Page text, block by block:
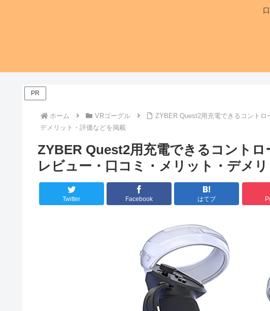
ホーム VRゴーグル
ZYBER Quest2用充電できるコントロ
デメリット・評価などを掲載
PR
ZYBER Quest2用充電できるコントロ
レビュー・口コミ・メリット・デメ
Twitter Facebook はてブ